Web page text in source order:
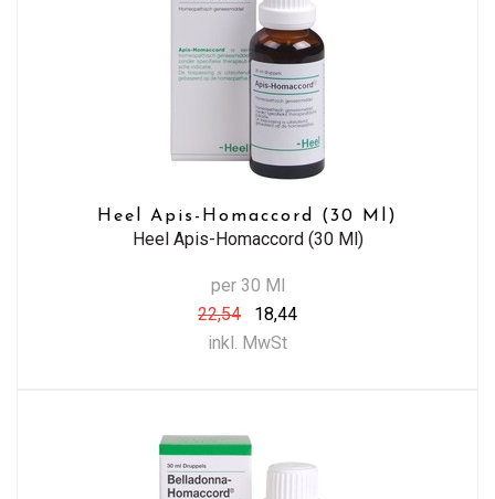
Heel Apis-Homaccord (30 Ml)
Heel Apis-Homaccord (30 Ml)
per 30 Ml
22,54
18,44
inkl. MwSt